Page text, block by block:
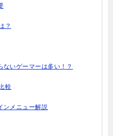
？
いゲーマーは多い！？
較
ンメニュー解説